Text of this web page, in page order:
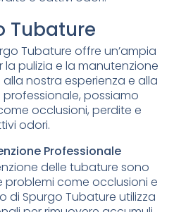
Tubature
Tubature offre un’ampia
pulizia e la manutenzione
nostra esperienza e alla
possiamo
occlusioni, perdite e
odori.
Professionale
delle tubature sono
problemi come occlusioni e
di Spurgo Tubature utilizza